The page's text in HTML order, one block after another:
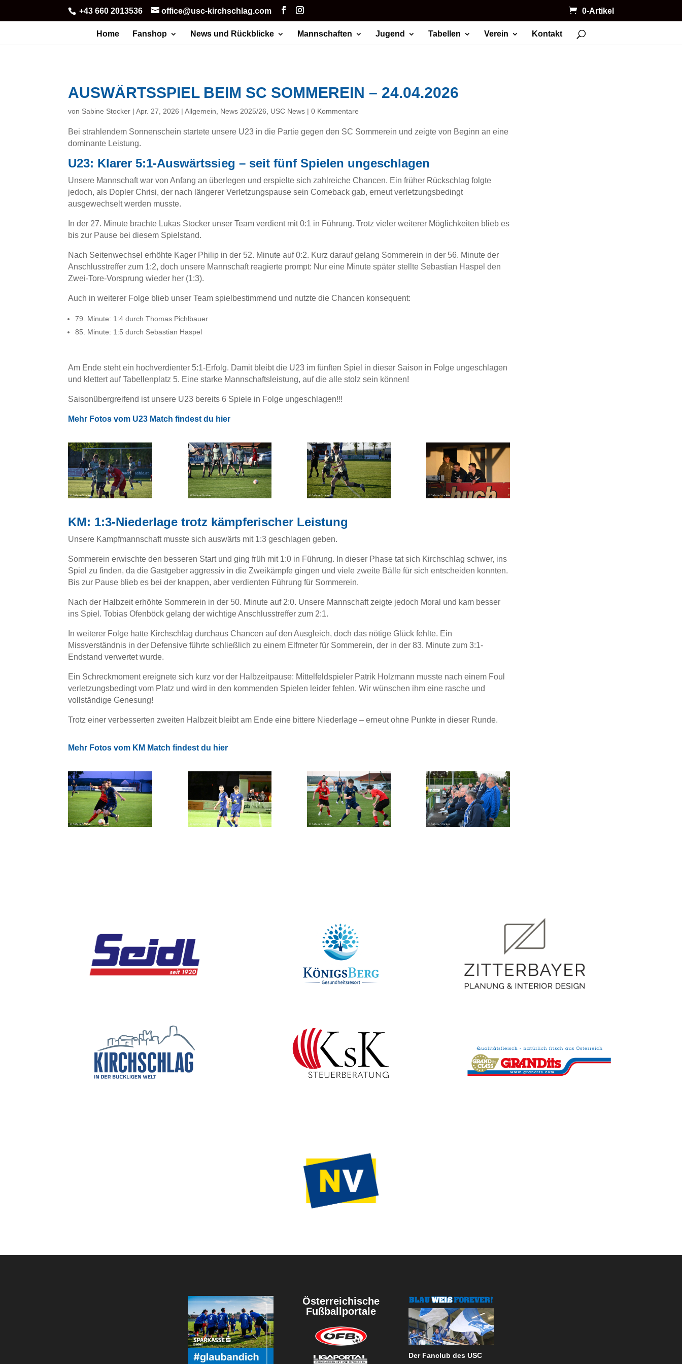
+43 660 2013536 office@usc-kirchschlag.com 0-Artikel
Home Fanshop News und Rückblicke Mannschaften Jugend Tabellen Verein Kontakt
AUSWÄRTSSPIEL BEIM SC SOMMEREIN – 24.04.2026
von Sabine Stocker |Apr. 27, 2026 |Allgemein News 2025/26 USC News |0 Kommentare
Bei strahlendem Sonnenschein startete unsere U23 in die Partie gegen den SC Sommerein und zeigte von Beginn an eine
dominante Leistung.
U23: Klarer 5:1-Auswärtssieg – seit fünf Spielen ungeschlagen
Unsere Mannschaft war von Anfang an überlegen und erspielte sich zahlreiche Chancen. Ein früher Rückschlag folgte
jedoch, als Dopler Chrisi, der nach längerer Verletzungspause sein Comeback gab, erneut verletzungsbedingt
ausgewechselt werden musste.
In der 27. Minute brachte Lukas Stocker unser Team verdient mit 0:1 in Führung. Trotz vieler weiterer Möglichkeiten blieb es
bis zur Pause bei diesem Spielstand.
Nach Seitenwechsel erhöhte Kager Philip in der 52. Minute auf 0:2. Kurz darauf gelang Sommerein in der 56. Minute der
Anschlusstreffer zum 1:2, doch unsere Mannschaft reagierte prompt: Nur eine Minute später stellte Sebastian Haspel den
Zwei-Tore-Vorsprung wieder her (1:3).
Auch in weiterer Folge blieb unser Team spielbestimmend und nutzte die Chancen konsequent:
79. Minute: 1:4 durch Thomas Pichlbauer
Minute: 1:5 durch Sebastian Haspel
Am Ende steht ein hochverdienter 5:1-Erfolg. Damit bleibt die U23 im fünften Spiel in dieser Saison in Folge ungeschlagen
und klettert auf Tabellenplatz 5. Eine starke Mannschaftsleistung, auf die alle stolz sein können!
Saisonübergreifend ist unsere U23 bereits 6 Spiele in Folge ungeschlagen!!!
Mehr Fotos vom U23 Match findest du hier
KM: 1:3-Niederlage trotz kämpferischer Leistung
Unsere Kampfmannschaft musste sich auswärts mit 1:3 geschlagen geben.
Sommerein erwischte den besseren Start und ging früh mit 1:0 in Führung. In dieser Phase tat sich Kirchschlag schwer, ins
Spiel zu finden, da die Gastgeber aggressiv in die Zweikämpfe gingen und viele zweite Bälle für sich entscheiden konnten.
Bis zur Pause blieb es bei der knappen, aber verdienten Führung für Sommerein.
Nach der Halbzeit erhöhte Sommerein in der 50. Minute auf 2:0. Unsere Mannschaft zeigte jedoch Moral und kam besser
ins Spiel. Tobias Ofenböck gelang der wichtige Anschlusstreffer zum 2:1.
In weiterer Folge hatte Kirchschlag durchaus Chancen auf den Ausgleich, doch das nötige Glück fehlte. Ein
Missverständnis in der Defensive führte schließlich zu einem Elfmeter für Sommerein, der in der 83. Minute zum 3:1-
Endstand verwertet wurde.
Ein Schreckmoment ereignete sich kurz vor der Halbzeitpause: Mittelfeldspieler Patrik Holzmann musste nach einem Foul
verletzungsbedingt vom Platz und wird in den kommenden Spielen leider fehlen. Wir wünschen ihm eine rasche und
vollständige Genesung!
Trotz einer verbesserten zweiten Halbzeit bleibt am Ende eine bittere Niederlage – erneut ohne Punkte in dieser Runde.
Mehr Fotos vom KM Match findest du hier
Österreichische
Fußballportale
Der Fanclub des USC